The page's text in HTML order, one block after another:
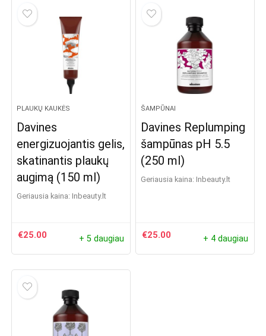
PLAUKŲ KAUKĖS
Davines
energizuojantis gelis,
skatinantis plaukų
augimą (150 ml)
Geriausia kaina: inbeauty.lt
€25.00 + 5 daugiau
ŠAMPŪNAI
Davines Replumping
šampūnas pH 5.5
(250 ml)
Geriausia kaina: inbeauty.lt
€25.00 + 4 daugiau